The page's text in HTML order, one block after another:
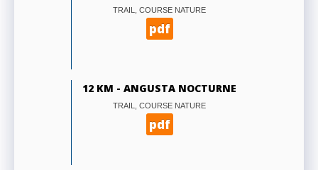
TRAIL, COURSE NATURE
pdf
12 KM - ANGUSTA NOCTURNE
TRAIL, COURSE NATURE
pdf